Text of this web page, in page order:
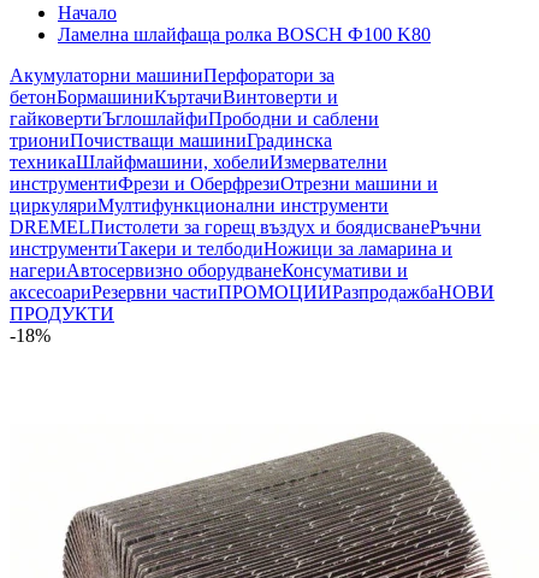
Начало
Ламелна шлайфаща ролка BOSCH Ф100 K80
Акумулаторни машиниПерфоратори за
бетонБормашиниКъртачиВинтоверти и
гайковертиЪглошлайфиПрободни и саблени
триониПочистващи машиниГрадинска
техникаШлайфмашини, хобелиИзмервателни
инструментиФрези и ОберфрезиОтрезни машини и
циркуляриМултифункционални инструменти
DREMELПистолети за горещ въздух и боядисванеРъчни
инструментиТакери и телбодиНожици за ламарина и
нагериАвтосервизно оборудванеКонсумативи и
аксесоариРезервни частиПРОМОЦИИРазпродажбаНОВИ
ПРОДУКТИ
-18%